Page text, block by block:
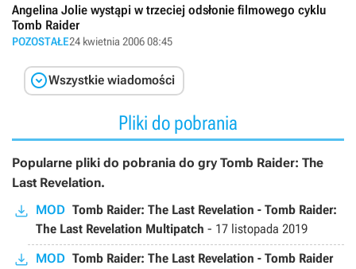
Angelina Jolie wystąpi w trzeciej odsłonie filmowego cyklu
Tomb Raider
POZOSTAŁE24 kwietnia 2006 08:45
Wszystkie wiadomości
Pliki do pobrania
Popularne pliki do pobrania do gry Tomb Raider: The
Last Revelation.
MOD Tomb Raider: The Last Revelation - Tomb Raider:
The Last Revelation Multipatch - 17 listopada 2019
MOD Tomb Raider: The Last Revelation - Tomb Raider